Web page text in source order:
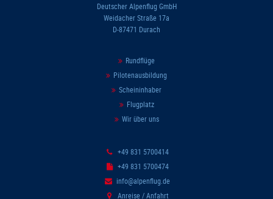
Deutscher Alpenflug GmbH
Weidacher Straße 17a
D-87471 Durach
Rundflüge
Pilotenausbildung
Scheininhaber
Flugplatz
Wir über uns
+49 831 5700414
+49 831 5700474
info@alpenflug.de
Anreise / Anfahrt